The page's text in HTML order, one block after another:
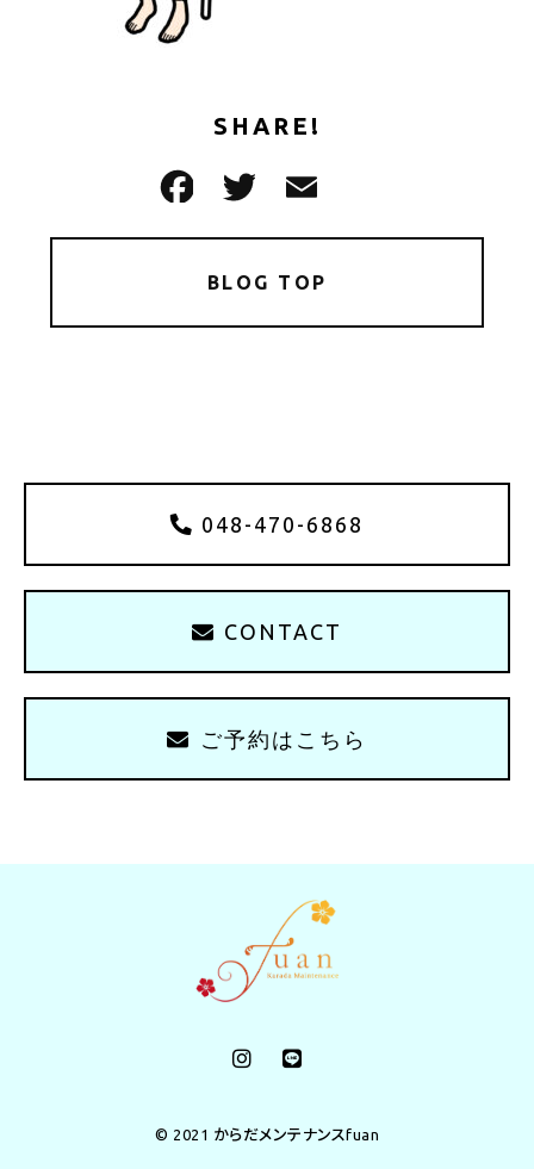
SHARE!
BLOG TOP
048-470-6868
CONTACT
ご予約はこちら
© 2021 からだメンテナンスfuan